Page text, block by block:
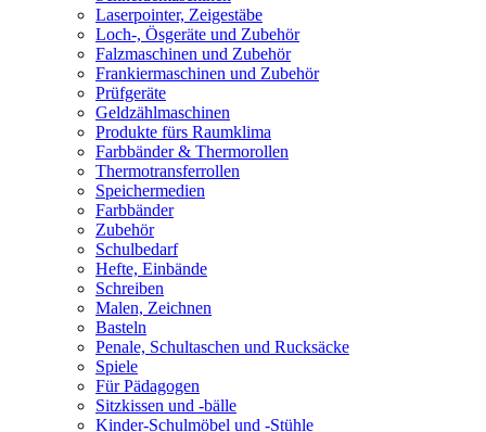
Laserpointer, Zeigestäbe
Loch-, Ösgeräte und Zubehör
Falzmaschinen und Zubehör
Frankiermaschinen und Zubehör
Prüfgeräte
Geldzählmaschinen
Produkte fürs Raumklima
Farbbänder & Thermorollen
Thermotransferrollen
Speichermedien
Farbbänder
Zubehör
Schulbedarf
Hefte, Einbände
Schreiben
Malen, Zeichnen
Basteln
Penale, Schultaschen und Rucksäcke
Spiele
Für Pädagogen
Sitzkissen und -bälle
Kinder-Schulmöbel und -Stühle